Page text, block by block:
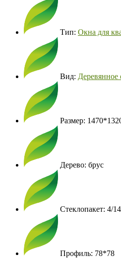
Тип: Окна для
Вид: Деревянное
Размер:
Дерево: брус
Стеклопакет: 4/
Профиль: 78*78